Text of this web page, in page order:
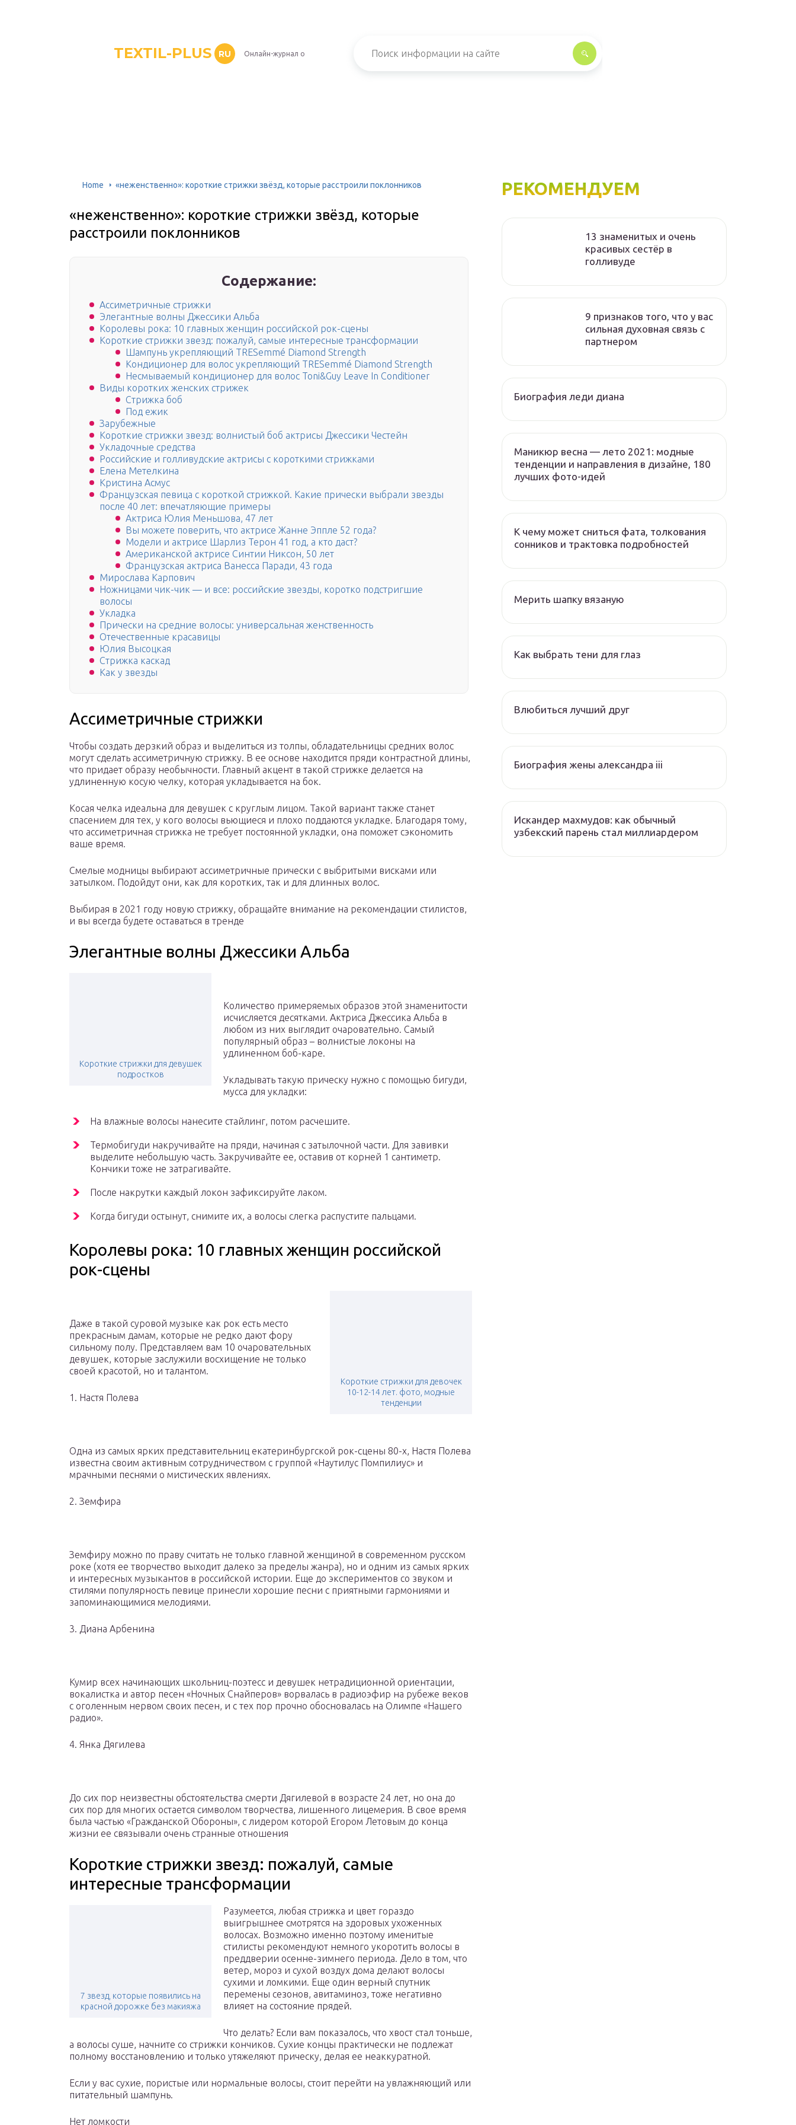
TEXTIL-PLUS RU Онлайн-журнал о
Home «неженственно»: короткие стрижки звёзд, которые расстроили поклонников
«неженственно»: короткие стрижки звёзд, которые
расстроили поклонников
Содержание:
Ассиметричные стрижки
Элегантные волны Джессики Альба
Королевы рока: 10 главных женщин российской рок-сцены
Короткие стрижки звезд: пожалуй, самые интересные трансформации
Шампунь укрепляющий TRESemmé Diamond Strength
Кондиционер для волос укрепляющий TRESemmé Diamond Strength
Несмываемый кондиционер для волос Toni&Guy Leave In Conditioner
Виды коротких женских стрижек
Стрижка боб
Под ежик
Зарубежные
Короткие стрижки звезд: волнистый боб актрисы Джессики Честейн
Укладочные средства
Российские и голливудские актрисы с короткими стрижками
Елена Метелкина
Кристина Асмус
Французская певица с короткой стрижкой. Какие прически выбрали звезды
после 40 лет: впечатляющие примеры
Актриса Юлия Меньшова, 47 лет
Вы можете поверить, что актрисе Жанне Эппле 52 года?
Модели и актрисе Шарлиз Терон 41 год, а кто даст?
Американской актрисе Синтии Никсон, 50 лет
Французская актриса Ванесса Паради, 43 года
Мирослава Карпович
Ножницами чик-чик — и все: российские звезды, коротко подстригшие
волосы
Укладка
Прически на средние волосы: универсальная женственность
Отечественные красавицы
Юлия Высоцкая
Стрижка каскад
Как у звезды
Ассиметричные стрижки
Чтобы создать дерзкий образ и выделиться из толпы, обладательницы средних волос
могут сделать ассиметричную стрижку. В ее основе находится пряди контрастной длины,
что придает образу необычности. Главный акцент в такой стрижке делается на
удлиненную косую челку, которая укладывается на бок.
Косая челка идеальна для девушек с круглым лицом. Такой вариант также станет
спасением для тех, у кого волосы вьющиеся и плохо поддаются укладке. Благодаря тому,
что ассиметричная стрижка не требует постоянной укладки, она поможет сэкономить
ваше время.
Смелые модницы выбирают ассиметричные прически с выбритыми висками или
затылком. Подойдут они, как для коротких, так и для длинных волос.
Выбирая в 2021 году новую стрижку, обращайте внимание на рекомендации стилистов,
и вы всегда будете оставаться в тренде
Элегантные волны Джессики Альба
Короткие стрижки для девушек
подростков
Количество примеряемых образов этой знаменитости
исчисляется десятками. Актриса Джессика Альба в
любом из них выглядит очаровательно. Самый
популярный образ – волнистые локоны на
удлиненном боб-каре.
Укладывать такую прическу нужно с помощью бигуди,
мусса для укладки:
На влажные волосы нанесите стайлинг, потом расчешите.
Термобигуди накручивайте на пряди, начиная с затылочной части. Для завивки
выделите небольшую часть. Закручивайте ее, оставив от корней 1 сантиметр.
Кончики тоже не затрагивайте.
После накрутки каждый локон зафиксируйте лаком.
Когда бигуди остынут, снимите их, а волосы слегка распустите пальцами.
Королевы рока: 10 главных женщин российской
рок-сцены
Короткие стрижки для девочек
10-12-14 лет. фото, модные
тенденции
Даже в такой суровой музыке как рок есть место
прекрасным дамам, которые не редко дают фору
сильному полу. Представляем вам 10 очаровательных
девушек, которые заслужили восхищение не только
своей красотой, но и талантом.
1. Настя Полева
Одна из самых ярких представительниц екатеринбургской рок-сцены 80-х, Настя Полева
известна своим активным сотрудничеством с группой «Наутилус Помпилиус» и
мрачными песнями о мистических явлениях.
2. Земфира
Земфиру можно по праву считать не только главной женщиной в современном русском
роке (хотя ее творчество выходит далеко за пределы жанра), но и одним из самых ярких
и интересных музыкантов в российской истории. Еще до экспериментов со звуком и
стилями популярность певице принесли хорошие песни с приятными гармониями и
запоминающимися мелодиями.
3. Диана Арбенина
Кумир всех начинающих школьниц-поэтесс и девушек нетрадиционной ориентации,
вокалистка и автор песен «Ночных Снайперов» ворвалась в радиоэфир на рубеже веков
с оголенным нервом своих песен, и с тех пор прочно обосновалась на Олимпе «Нашего
радио».
4. Янка Дягилева
До сих пор неизвестны обстоятельства смерти Дягилевой в возрасте 24 лет, но она до
сих пор для многих остается символом творчества, лишенного лицемерия. В свое время
была частью «Гражданской Обороны», с лидером которой Егором Летовым до конца
жизни ее связывали очень странные отношения
Короткие стрижки звезд: пожалуй, самые
интересные трансформации
7 звезд, которые появились на
красной дорожке без макияжа
Разумеется, любая стрижка и цвет гораздо
выигрышнее смотрятся на здоровых ухоженных
волосах. Возможно именно поэтому именитые
стилисты рекомендуют немного укоротить волосы в
преддверии осенне-зимнего периода. Дело в том, что
ветер, мороз и сухой воздух дома делают волосы
сухими и ломкими. Еще один верный спутник
перемены сезонов, авитаминоз, тоже негативно
влияет на состояние прядей.
Что делать? Если вам показалось, что хвост стал тоньше,
а волосы суше, начните со стрижки кончиков. Сухие концы практически не подлежат
полному восстановлению и только утяжеляют прическу, делая ее неаккуратной.
Если у вас сухие, пористые или нормальные волосы, стоит перейти на увлажняющий или
питательный шампунь.
Нет ломкости
РЕКОМЕНДУЕМ
13 знаменитых и очень
красивых сестёр в
голливуде
9 признаков того, что у вас
сильная духовная связь с
партнером
Биография леди диана
Маникюр весна — лето 2021: модные
тенденции и направления в дизайне, 180
лучших фото-идей
К чему может сниться фата, толкования
сонников и трактовка подробностей
Мерить шапку вязаную
Как выбрать тени для глаз
Влюбиться лучший друг
Биография жены александра iii
Искандер махмудов: как обычный
узбекский парень стал миллиардером